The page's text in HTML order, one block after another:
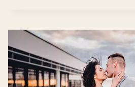
I
NIE